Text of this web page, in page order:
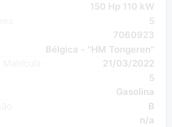
150 Hp 110 kW
5
7060923
Bélgica - "HM Tongeren"
21/03/2022
5
Gasolina
B
n/a